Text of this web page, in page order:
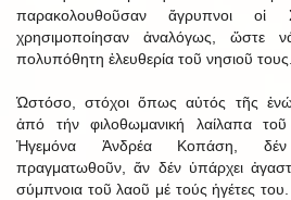
παρακολουθοῦσαν ἄγρυπνοι οἱ
χρησιμοποίησαν ἀναλόγως, ὥστε
πολυπόθητη ἐλευθερία τοῦ νησιοῦ τους.
Ὡστόσο, στόχοι ὅπως αὐτός τῆς
ἀπό τήν φιλοθωμανική λαίλαπα
Ἡγεμόνα Ἀνδρέα Κοπάση,
πραγματωθοῦν, ἄν δέν ὑπάρχει
σύμπνοια τοῦ λαοῦ μέ τούς ἡγέτες